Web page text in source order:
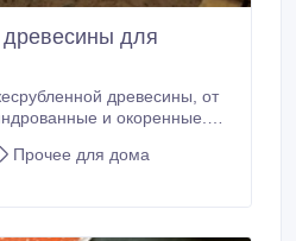
древесины для
древесины, от
и окоренные.
Используются в качестве
виноградников,
Прочее для дома